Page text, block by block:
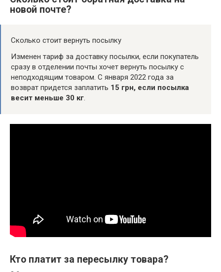
новой почте?
Сколько стоит вернуть посылку
Изменен тариф за доставку посылки, если покупатель
сразу в отделении почты хочет вернуть посылку с
неподходящим товаром. С января 2022 года за
возврат придется заплатить 15 грн, если посылка
весит меньше 30 кг.
Кто платит за пересылку товара?